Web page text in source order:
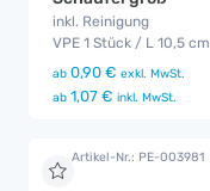
inkl. Reinigung
VPE 1 Stück / L 10,5 cm
ab 0,90 € exkl. MwSt.
ab 1,07 € inkl. MwSt.
Artikel-Nr.: PE-003981